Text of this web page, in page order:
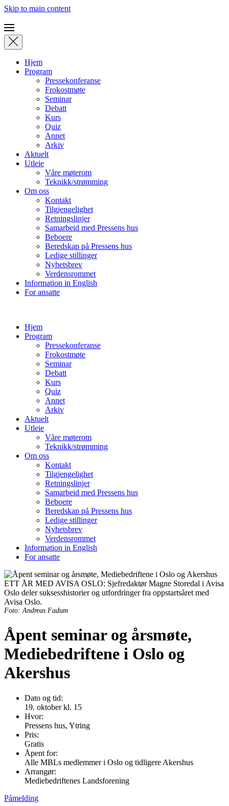
Skip to main content
Hjem
Program
Pressekonferanse
Frokostmøte
Seminar
Debatt
Kurs
Quiz
Annet
Arkiv
Aktuelt
Utleie
Våre møterom
Teknikk/strømming
Om oss
Kontakt
Tilgjengelighet
Retningslinjer
Samarbeid med Pressens hus
Beboere
Beredskap på Pressens hus
Ledige stillinger
Nyhetsbrev
Verdensrommet
Information in English
For ansatte
Hjem
Program
Pressekonferanse
Frokostmøte
Seminar
Debatt
Kurs
Quiz
Annet
Arkiv
Aktuelt
Utleie
Våre møterom
Teknikk/strømming
Om oss
Kontakt
Tilgjengelighet
Retningslinjer
Samarbeid med Pressens hus
Beboere
Beredskap på Pressens hus
Ledige stillinger
Nyhetsbrev
Verdensrommet
Information in English
For ansatte
ETT ÅR MED AVISA OSLO: Sjefredaktør Magne Storedal i Avisa
Oslo deler suksesshistorier og utfordringer fra oppstartsåret med
Avisa Oslo.
Foto: Andreas Fadum
Åpent seminar og årsmøte,
Mediebedriftene i Oslo og
Akershus
Dato og tid:
19. oktober kl. 15
Hvor:
Pressens hus, Ytring
Pris:
Gratis
Åpent for:
Alle MBLs medlemmer i Oslo og tidligere Akershus
Arrangør:
Mediebedriftenes Landsforening
Påmelding